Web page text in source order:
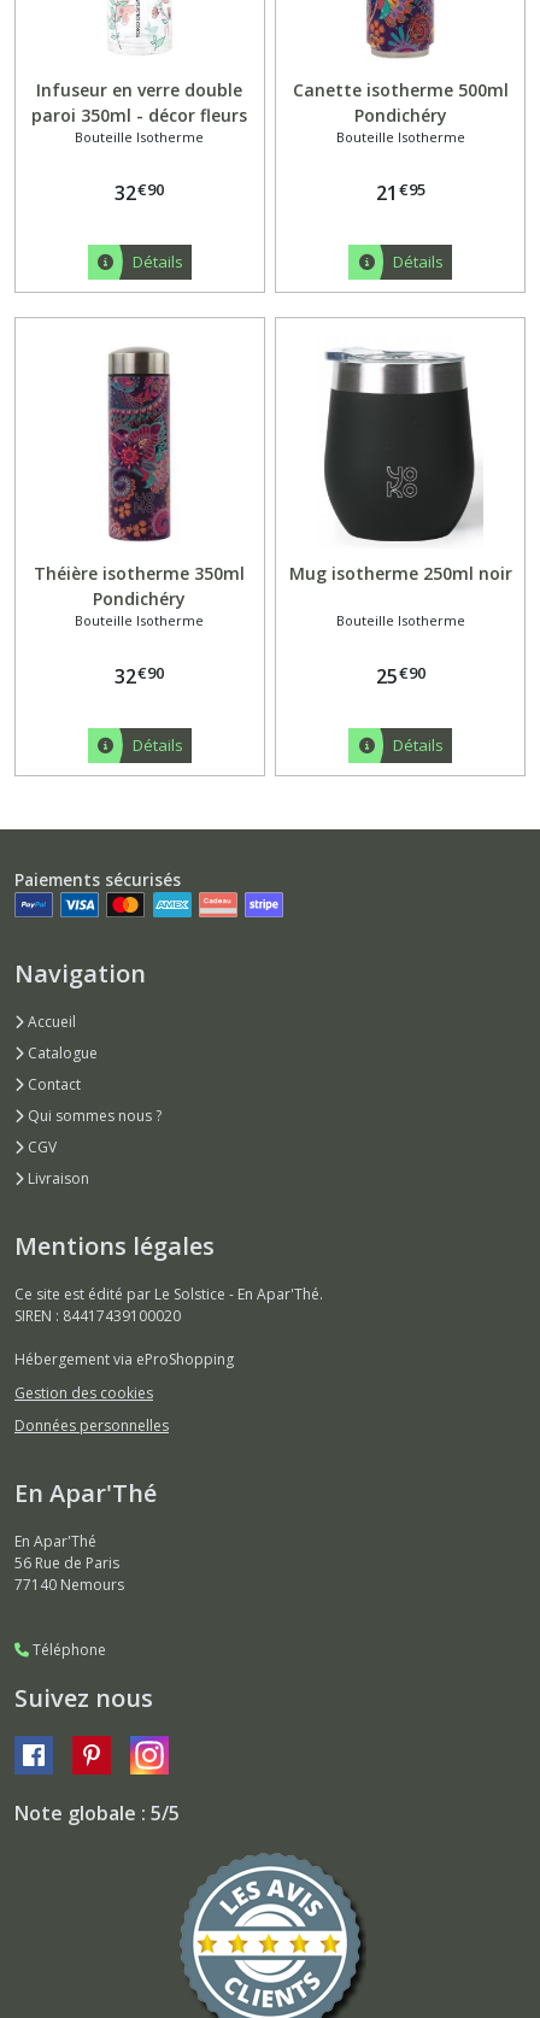
Infuseur en verre double
paroi 350ml - décor fleurs
roses
Bouteille Isotherme
32€90
Détails
Canette isotherme 500ml
Pondichéry
Bouteille Isotherme
21 €95
Détails
Théière isotherme 350ml
Pondichéry
Bouteille Isotherme
32€90
Détails
Mug isotherme 250ml noir
Bouteille Isotherme
25€90
Détails
Paiements sécurisés
Navigation
Accueil
Catalogue
Contact
Qui sommes nous ?
CGV
Livraison
Mentions légales
Ce site est édité par Le Solstice - En Apar'Thé.
SIREN : 84417439100020
Hébergement via eProShopping
Gestion des cookies
Données personnelles
En Apar'Thé
En Apar'Thé
56 Rue de Paris
77140 Nemours
Téléphone
Suivez nous
Note globale : 5/5